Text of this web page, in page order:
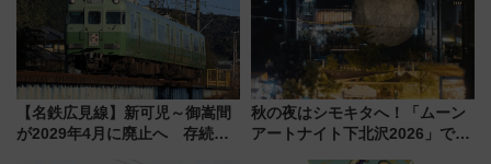
【名鉄広見線】新可児～御嵩間
が2029年4月に廃止へ 存続協
秋の夜はシモキタへ！「ムーン
アートナイト下北沢2026」でイ